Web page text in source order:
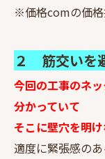
※価格comの価
２ 筋交いを
今回の工事のネ
分かっていて
そこに壁穴を明
適度に緊張感の